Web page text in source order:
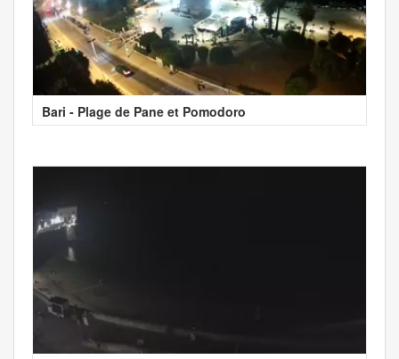
Bari - Plage de Pane et Pomodoro